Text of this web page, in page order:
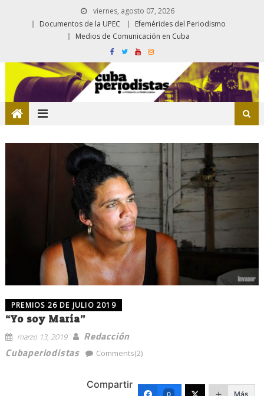
viernes, agosto 07, 2026
Documentos de la UPEC
Efemérides del Periodismo
Medios de Comunicación en Cuba
PREMIOS 26 DE JULIO 2019
“Yo soy María”
marzo 13, 2019
Redacción
Cubaperiodistas
Comments(2)
Compartir
0 Más